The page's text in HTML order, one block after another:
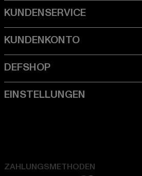
ZAHLUNGSMETHODEN